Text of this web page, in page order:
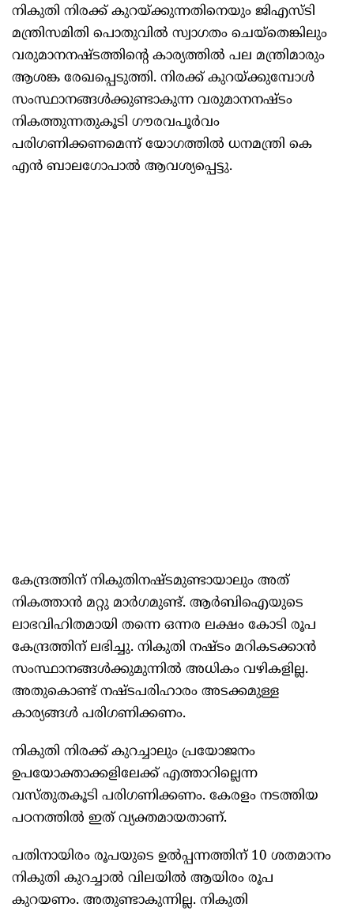
നികുതി നിരക്ക് കുറയ്‌ക്കുന്നതിനെയും ജിഎസ്ടി
മന്ത്രിസമിതി പൊതുവിൽ സ്വാഗതം ചെയ്‌തെങ്കിലും
വരുമാനനഷ്‌ടത്തിന്റെ കാര്യത്തിൽ പല മന്ത്രിമാരും
ആശങ്ക രേഖപ്പെടുത്തി. നിരക്ക്‌ കുറയ്‌ക്കുമ്പോൾ
സംസ്ഥാനങ്ങൾക്കുണ്ടാകുന്ന വരുമാനനഷ്‌ടം
നികത്തുന്നതുകൂടി ഗ‍ൗരവപൂർവം
പരിഗണിക്കണമെന്ന്‌ യോഗത്തിൽ ധനമന്ത്രി കെ
എൻ ബാലഗോപാൽ ആവശ്യപ്പെട്ടു.
കേന്ദ്രത്തിന്‌ നികുതിനഷ്‌ടമുണ്ടായാലും അത്‌
നികത്താൻ മറ്റു മാർഗമുണ്ട്‌. ആർബിഐയുടെ
ലാഭവിഹിതമായി തന്നെ ഒന്നര ലക്ഷം കോടി രൂപ
കേന്ദ്രത്തിന്‌ ലഭിച്ചു. നികുതി നഷ്‌ടം മറികടക്കാൻ
സംസ്ഥാനങ്ങൾക്കുമുന്നിൽ അധികം വഴികളില്ല.
അതുകൊണ്ട്‌ നഷ്‌ടപരിഹാരം അടക്കമുള്ള
കാര്യങ്ങൾ പരിഗണിക്കണം.
നികുതി നിരക്ക്‌ കുറച്ചാലും പ്രയോജനം
ഉപയോക്താക്കളിലേക്ക്‌ എത്താറില്ലെന്ന
വസ്‌തുതകൂടി പരിഗണിക്കണം. കേരളം നടത്തിയ
പഠനത്തിൽ ഇത്‌ വ്യക്തമായതാണ്‌.
പതിനായിരം രൂപയുടെ ഉൽപ്പന്നത്തിന്‌ 10 ശതമാനം
നികുതി കുറച്ചാൽ വിലയിൽ ആയിരം രൂപ
കുറയണം. അതുണ്ടാകുന്നില്ല. നികുതി